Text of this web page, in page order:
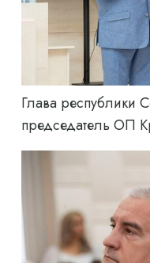
Глава республики
председатель ОП